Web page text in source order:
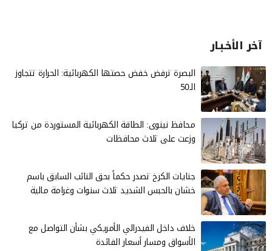
آخر الأخـبـار
البصرة ترفض خفض حصتها الكهربائية: الحرارة تتجاوز
الـ50
محافظ نينوى: الطاقة الكهربائية المستوردة من تركيا
وزعت على ثلاث محافظات
جنايات الكرخ تصدر حكماً بحق النائب السابق باسم
خشان بالحبس الشديد ثلاث سنوات وغرامة مالية
خلاف داخل الفيدرالي الأمريكي بشأن التواصل مع
الأسواق ومسار أسعار الفائدة